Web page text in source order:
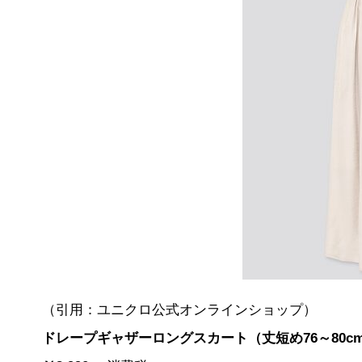
（引用：ユニクロ公式オンラインショップ）
ドレープギャザーロングスカート（丈短め76～